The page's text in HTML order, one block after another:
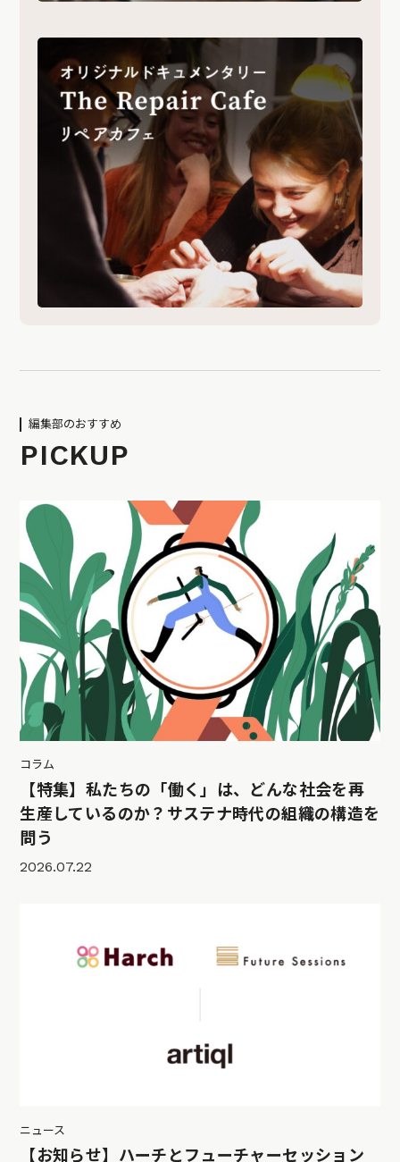
編集部のおすすめ
PICKUP
コラム
【特集】私たちの「働く」は、どんな社会を再
生産しているのか？サステナ時代の組織の構造を
問う
2026.07.22
ニュース
【お知らせ】ハーチとフューチャーセッション